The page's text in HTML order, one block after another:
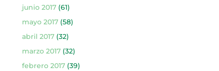
junio 2017(61)
mayo 2017(58)
abril 2017(32)
marzo 2017(32)
febrero 2017(39)